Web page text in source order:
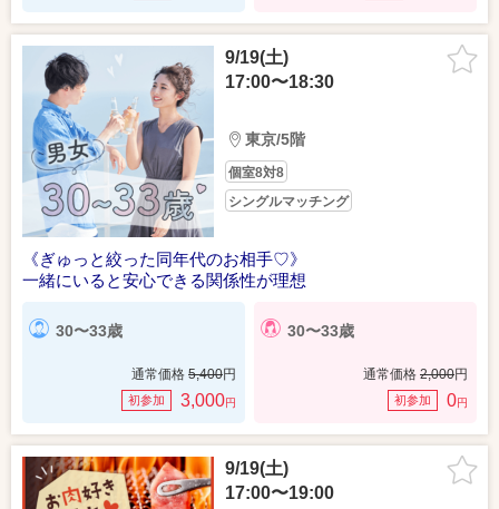
9/19(土)
17:00〜18:30
東京/5階
個室8対8
シングルマッチング
《ぎゅっと絞った同年代のお相手♡》
一緒にいると安心できる関係性が理想
30〜33歳
通常価格 5,400円
初参加 3,000円
30〜33歳
通常価格 2,000円
初参加 0円
9/19(土)
17:00〜19:00